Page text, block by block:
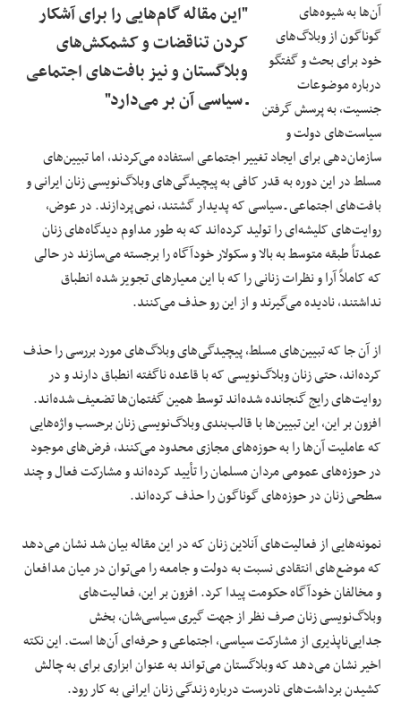
"این مقاله گام‌هایی را برای آشکار
کردن تناقضات و کشمکش‌های
وبلاگستان و نیز بافت‌های اجتماعی
ـ سیاسی آن بر می‌دارد"
آن‌ها به شیوه‌های
گوناگون از وبلاگ‌های
خود برای بحث و گفتگو
درباره موضوعات
جنسیت، به پرسش گرفتن
سیاست‌های دولت و
سازمان‌دهی برای ایجاد تغییر اجتماعی استفاده می‌کردند، اما تبیین‌های
مسلط در این دوره به قدر کافی به پیچیدگی‌های وبلاگ‌نویسی زنان ایرانی و
بافت‌های اجتماعی ـ سیاسی که پدیدار گشتند، نمی‌پردازند. در عوض،
روایت‌های کلیشه‌ای را تولید کرده‌اند که به طور مداوم دیدگاه‌های زنان
عمدتاً طبقه متوسط به بالا و سکولار خودآگاه را برجسته می‌سازند در حالی
که کاملاً آرا و نظرات زنانی را که با این معیارهای تجویز شده انطباق
نداشتند، نادیده می‌گیرند و از این رو حذف می‌کنند.
از آن جا که تبیین‌های مسلط، پیچیدگی‌های وبلاگ‌های مورد بررسی را حذف
کرده‌اند، حتی زنان وبلاگ‌نویسی که با قاعده ناگفته انطباق دارند و در
روایت‌های رایج گنجانده شده‌اند توسط همین گفتمان‌ها تضعیف شده‌اند.
افزون بر این، این تبیین‌ها با قالب‌بندی وبلاگ‌نویسی زنان برحسب واژه‌هایی
که عاملیت آن‌ها را به حوزه‌های مجازی محدود می‌کنند، فرض‌های موجود
در حوزه‌های عمومی مردان مسلمان را تأیید کرده‌اند و مشارکت فعال و چند
سطحی زنان در حوزه‌های گوناگون را حذف کرده‌اند.
نمونه‌هایی از فعالیت‌های آنلاین زنان که در این مقاله بیان شد نشان می‌دهد
که موضع‌های انتقادی نسبت به دولت و جامعه را می‌توان در میان مدافعان
و مخالفان خودآگاه حکومت پیدا کرد. افزون بر این، فعالیت‌های
وبلاگ‌نویسی زنان صرف نظر از جهت گیری سیاسی‌شان، بخش
جدایی‌ناپذیری از مشارکت سیاسی، اجتماعی و حرفه‌ای آن‌ها است. این نکته
اخیر نشان می‌دهد که وبلاگستان می‌تواند به عنوان ابزاری برای به چالش
کشیدن برداشت‌های نادرست درباره زندگی زنان ایرانی به کار رود.